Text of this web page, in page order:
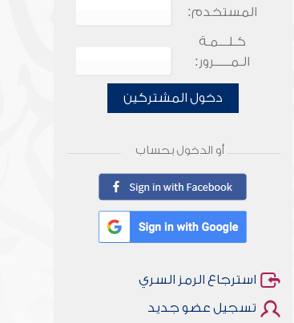
المستخدم:
كـلـــمـة
الـمـــــرور:
دخول المشتركين
أو الدخول بحساب
استرجاع الرمز السري
تسجيل عضو جديد